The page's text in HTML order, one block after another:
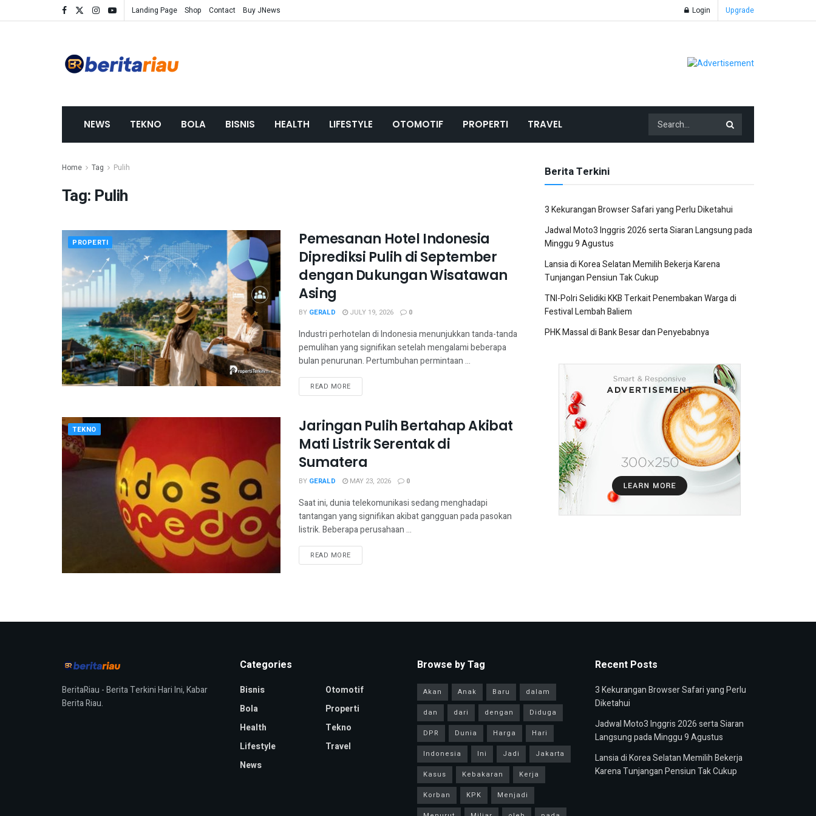
Landing Page Shop Contact Buy JNews Login Upgrade
NEWS TEKNO BOLA BISNIS HEALTH LIFESTYLE OTOMOTIF PROPERTI TRAVEL
Home Tag Pulih
Tag: Pulih
PROPERTI
Pemesanan Hotel Indonesia
Diprediksi Pulih di September
dengan Dukungan Wisatawan
Asing
BY GERALD JULY 19, 2026 0
Industri perhotelan di Indonesia menunjukkan tanda-tanda
pemulihan yang signifikan setelah mengalami beberapa
bulan penurunan. Pertumbuhan permintaan ...
READ MORE
TEKNO
Jaringan Pulih Bertahap Akibat
Mati Listrik Serentak di
Sumatera
BY GERALD MAY 23, 2026 0
Saat ini, dunia telekomunikasi sedang menghadapi
tantangan yang signifikan akibat gangguan pada pasokan
listrik. Beberapa perusahaan ...
READ MORE
Berita Terkini
3 Kekurangan Browser Safari yang Perlu Diketahui
Jadwal Moto3 Inggris 2026 serta Siaran Langsung pada
Minggu 9 Agustus
Lansia di Korea Selatan Memilih Bekerja Karena
Tunjangan Pensiun Tak Cukup
TNI-Polri Selidiki KKB Terkait Penembakan Warga di
Festival Lembah Baliem
PHK Massal di Bank Besar dan Penyebabnya
BeritaRiau - Berita Terkini Hari Ini, Kabar
Berita Riau.
Categories
Bisnis
Bola
Health
Lifestyle
News
Otomotif
Properti
Tekno
Travel
Browse by Tag
Akan Anak Baru
dalam
dan
dari dengan
Diduga
DPR
Dunia Harga
Hari
Indonesia
Ini Jadi
Jakarta
Kasus
Kebakaran
Kerja
Korban
KPK
Menjadi
Recent Posts
3 Kekurangan Browser Safari yang Perlu
Diketahui
Jadwal Moto3 Inggris 2026 serta Siaran
Langsung pada Minggu 9 Agustus
Lansia di Korea Selatan Memilih Bekerja
Karena Tunjangan Pensiun Tak Cukup